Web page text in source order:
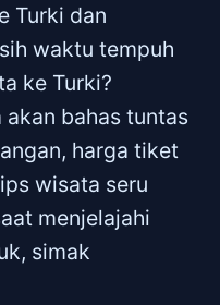
Turki dan
waktu tempuh
ke Turki?
bahas tuntas
harga tiket
wisata seru
menjelajahi
simak